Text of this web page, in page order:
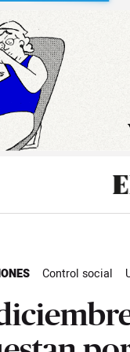
Control social